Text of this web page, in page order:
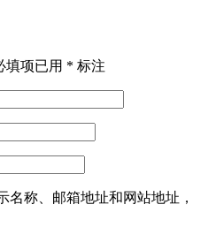
填项已用 * 标注
名称、邮箱地址和网站地址，